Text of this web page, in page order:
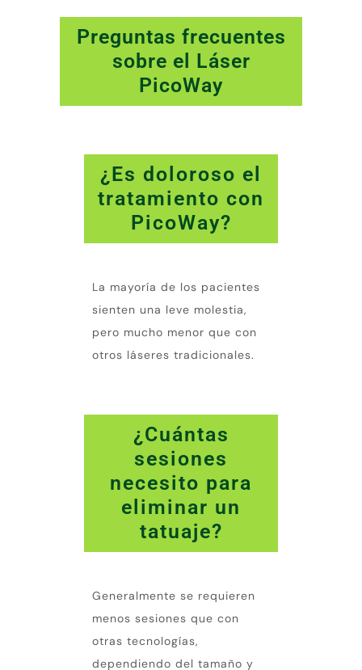
Preguntas frecuentes
sobre el Láser
PicoWay
¿Es doloroso el
tratamiento con
PicoWay?
La mayoría de los pacientes
sienten una leve molestia,
pero mucho menor que con
otros láseres tradicionales.
¿Cuántas
sesiones
necesito para
eliminar un
tatuaje?
Generalmente se requieren
menos sesiones que con
otras tecnologías,
dependiendo del tamaño y